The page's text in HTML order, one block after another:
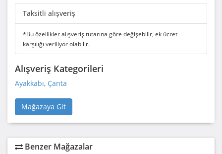
Taksitli alışveriş
*Bu özellikler alışveriş tutarına göre değişebilir, ek ücret
karşılığı veriliyor olabilir.
Alışveriş Kategorileri
Ayakkabı, Çanta
Mağazaya Git
Benzer Mağazalar